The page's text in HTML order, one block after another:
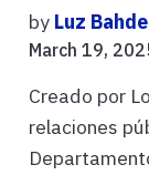
by Luz
March 19,
Creado por
relaciones